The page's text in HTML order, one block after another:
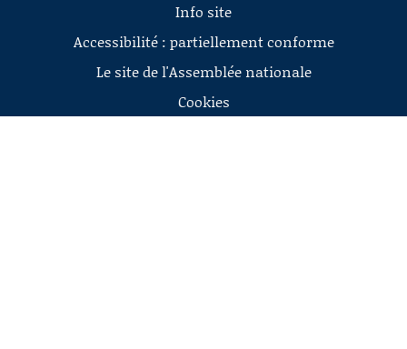
Info site
Accessibilité : partiellement conforme
Le site de l'Assemblée nationale
Cookies